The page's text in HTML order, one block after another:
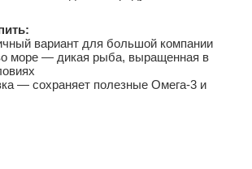
вариант для большой компании
море — дикая рыба, выращенная в
— сохраняет полезные Омега-3 и